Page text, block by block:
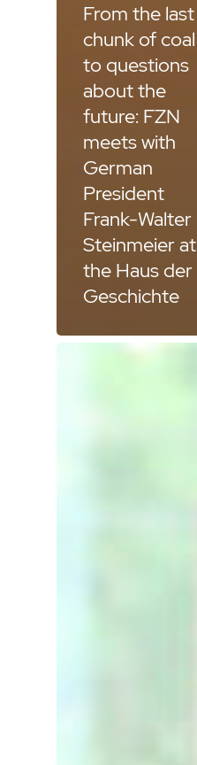
From the last
chunk of coal
to questions
about the
future: FZN
meets with
German
President
Frank-Walter
Steinmeier at
the Haus der
Geschichte